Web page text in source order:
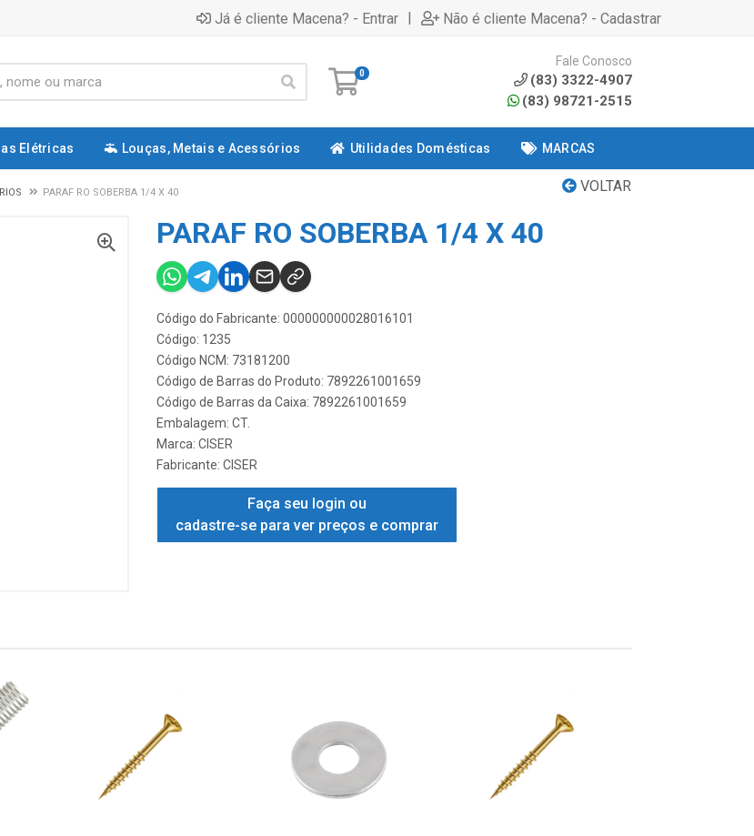
Já é cliente Macena? - Entrar | Não é cliente Macena? - Cadastrar
0
Fale Conosco
(83) 3322-4907
(83) 98721-2515
Elétricas Louças, Metais e Acessórios Utilidades Domésticas MARCAS
VOLTAR
PARAF RO SOBERBA 1/4 X 40
PARAF RO SOBERBA 1/4 X 40
Código do Fabricante: 000000000028016101
Código: 1235
Código NCM: 73181200
Código de Barras do Produto: 7892261001659
Código de Barras da Caixa: 7892261001659
Embalagem: CT.
Marca: CISER
Fabricante: CISER
Faça seu login ou
cadastre-se para ver preços e comprar